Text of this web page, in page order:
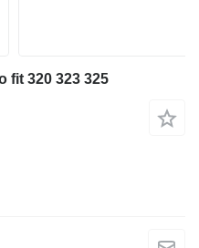
fit 320 323 325